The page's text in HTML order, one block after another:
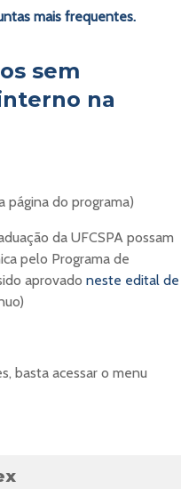
mais frequentes.
sem
na
página do programa)
da UFCSPA possam
pelo Programa de
aprovado neste edital de
basta acessar o menu